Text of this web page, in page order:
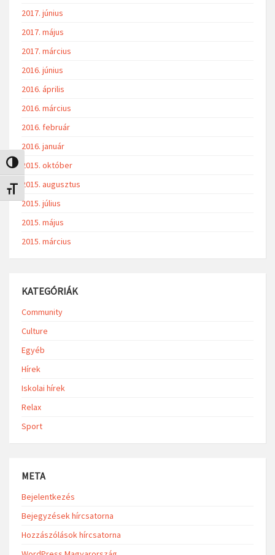
Nagy kontraszt váltása
Betűméret váltása
2017. június
2017. május
2017. március
2016. június
2016. április
2016. március
2016. február
2016. január
2015. október
2015. augusztus
2015. július
2015. május
2015. március
KATEGÓRIÁK
Community
Culture
Egyéb
Hírek
Iskolai hírek
Relax
Sport
META
Bejelentkezés
Bejegyzések hírcsatorna
Hozzászólások hírcsatorna